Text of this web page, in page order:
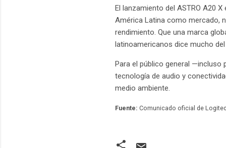
El lanzamiento del ASTRO A20
América Latina como mercado,
rendimiento. Que una marca
latinoamericanos dice mucho
Para el público general —incluso
tecnología de audio y
medio ambiente.
Fuente: Comunicado oficial de